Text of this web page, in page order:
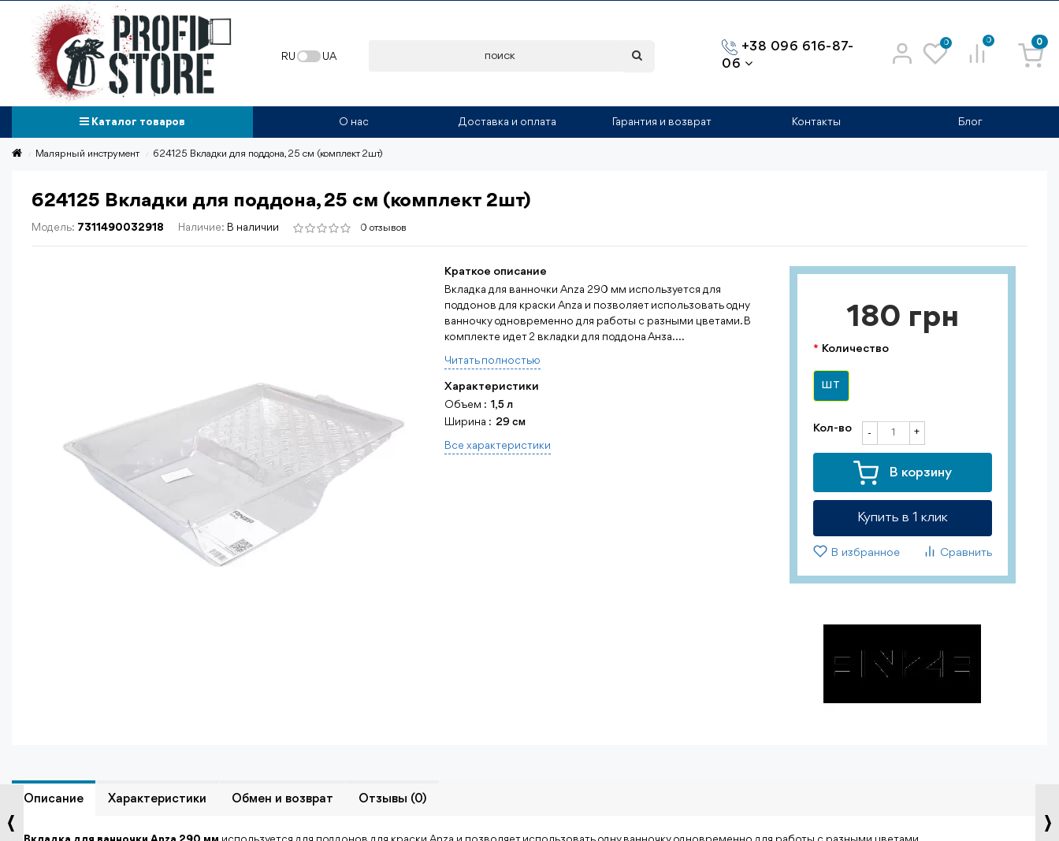
RU UA
+38 096 616-87-
06
0 0 0
Каталог товаров О нас Доставка и оплата Гарантия и возврат Контакты Блог
Малярный инструмент 624125 Вкладки для поддона, 25 см (комплект 2шт)
624125 Вкладки для поддона, 25 см (комплект 2шт)
Модель: 7311490032918 Наличие: В наличии 0 отзывов
Краткое описание
Вкладка для ванночки Anza 290 мм используется для
поддонов для краски Anza и позволяет использовать одну
ванночку одновременно для работы с разными цветами. В
комплекте идет 2 вкладки для поддона Анза....
Читать полностью
Характеристики
Объем : 1,5 л
Ширина : 29 см
Все характеристики
180 грн
Количество
ШТ
Кол-во +
-
В корзину
Купить в 1 клик
Сравнить
В избранное
Описание Характеристики Обмен и возврат Отзывы (0)